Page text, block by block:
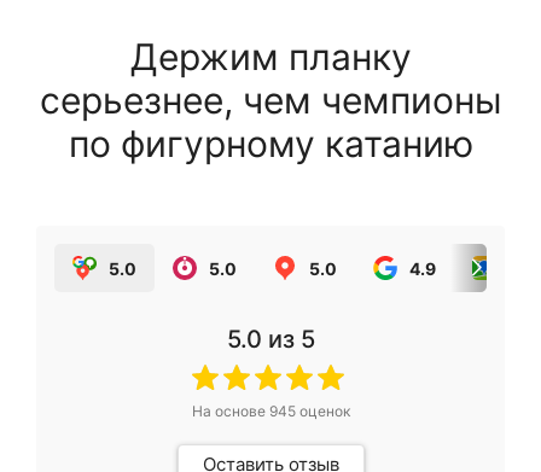
Держим планку
серьезнее, чем чемпионы
по фигурному катанию
5.0 5.0 5.0 4.9
5.0 из 5
На основе 945оценок
Оставить отзыв